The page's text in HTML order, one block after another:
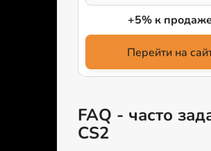
+5% к
Перейти на
FAQ - часто
CS2